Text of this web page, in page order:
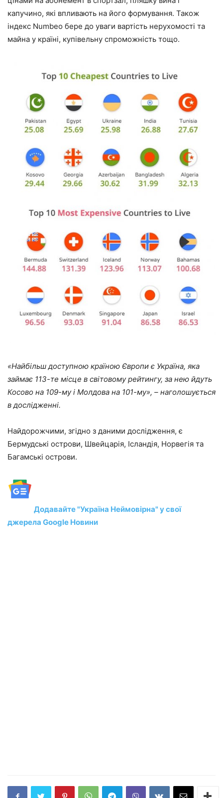
капучино, які впливають на його формування. Також
індекс Numbeo бере до уваги вартість нерухомості та
майна у країні, купівельну спроможність тощо.
«Найбільш доступною країною Європи є Україна, яка
займає 113-те місце в світовому рейтингу, за нею йдуть
Косово на 109-му і Молдова на 101-му», – наголошується
в дослідженні.
Найдорожчими, згідно з даними дослідження, є
Бермудські острови, Швейцарія, Ісландія, Норвегія та
Багамські острови.
Додавайте "Україна Неймовірна" у свої
джерела Google Новини